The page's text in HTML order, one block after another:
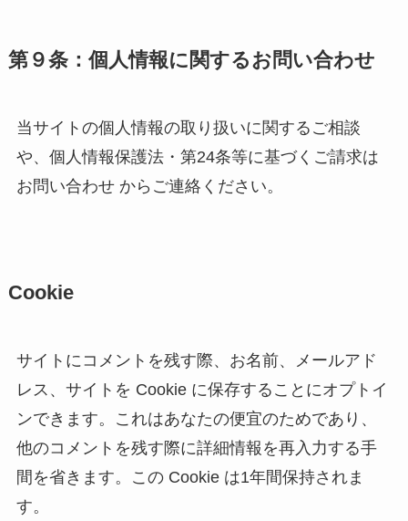
第９条：個人情報に関するお問い合わせ
当サイトの個人情報の取り扱いに関するご相談
や、個人情報保護法・第24条等に基づくご請求は
お問い合わせ からご連絡ください。
Cookie
サイトにコメントを残す際、お名前、メールアド
レス、サイトを Cookie に保存することにオプトイ
ンできます。これはあなたの便宜のためであり、
他のコメントを残す際に詳細情報を再入力する手
間を省きます。この Cookie は1年間保持されま
す。